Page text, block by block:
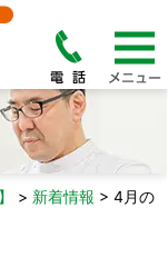
> 新着情報 > 4月の